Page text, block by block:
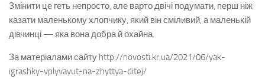
Змінити це геть непросто, але варто двічі подумати, перш ніж
казати маленькому хлопчику, який він сміливий, а маленькій
дівчинці — яка вона добра й охайна.
За матеріалами сайту http://novosti.kr.ua/2021/06/yak-
igrashky-vplyvayut-na-zhyttya-ditej/